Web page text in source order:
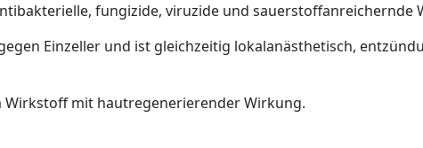
fungizide, viruzide und sauerstoffanreichernde
Einzeller und ist gleichzeitig lokalanästhetisch,
Wirkstoff mit hautregenerierender Wirkung.